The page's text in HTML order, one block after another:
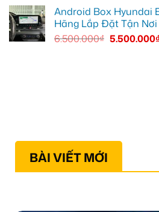
Android Box Hyundai
Hãng Lắp Đặt Tận Nơi
6.500.000₫ 5.500.000
BÀI VIẾT MỚI